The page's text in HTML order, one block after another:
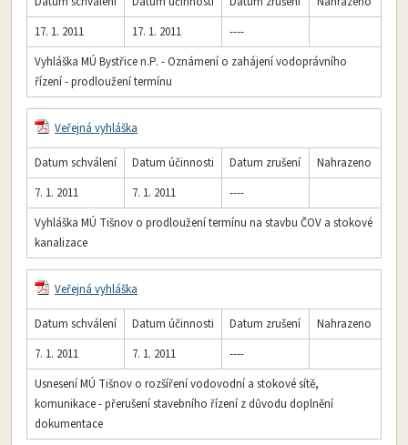
17. 1. 2011
17. 1. 2011
----
Vyhláška MÚ Bystřice n.P. - Oznámení o zahájení vodoprávního
řízení - prodloužení termínu
Veřejná vyhláška
Datum schválení Datum účinnosti Datum zrušení
Nahrazeno
7. 1. 2011
7. 1. 2011
----
Vyhláška MÚ Tišnov o prodloužení termínu na stavbu ČOV a stokové
kanalizace
Veřejná vyhláška
Datum schválení Datum účinnosti Datum zrušení
Nahrazeno
7. 1. 2011
7. 1. 2011
----
Usnesení MÚ Tišnov o rozšíření vodovodní a stokové sítě,
komunikace - přerušení stavebního řízení z důvodu doplnění
dokumentace